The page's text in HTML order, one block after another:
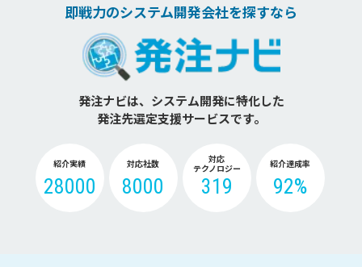
即戦力のシステム開発会社を探すなら
発注ナビは、システム開発に特化した
発注先選定支援サービスです。
紹介実績
28000
対応社数
8000
対応
テクノロジー
319
紹介達成率
92%